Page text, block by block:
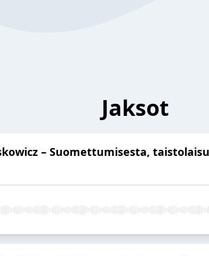
Jaksot
– Suomettumisesta,